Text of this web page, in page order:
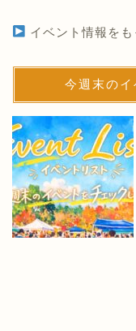
イベント情報をも
今週末のイ